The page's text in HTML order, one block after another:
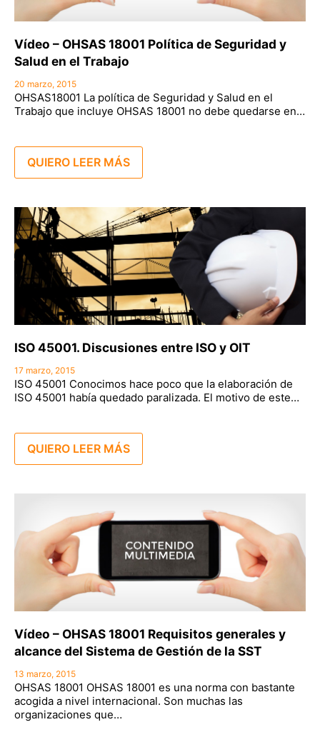
Vídeo – OHSAS 18001 Política de Seguridad y
Salud en el Trabajo
20 marzo, 2015
OHSAS18001 La política de Seguridad y Salud en el
Trabajo que incluye OHSAS 18001 no debe quedarse en…
QUIERO LEER MÁS
ISO 45001. Discusiones entre ISO y OIT
17 marzo, 2015
ISO 45001 Conocimos hace poco que la elaboración de
ISO 45001 había quedado paralizada. El motivo de este…
QUIERO LEER MÁS
Vídeo – OHSAS 18001 Requisitos generales y
alcance del Sistema de Gestión de la SST
13 marzo, 2015
OHSAS 18001 OHSAS 18001 es una norma con bastante
acogida a nivel internacional. Son muchas las
organizaciones que…